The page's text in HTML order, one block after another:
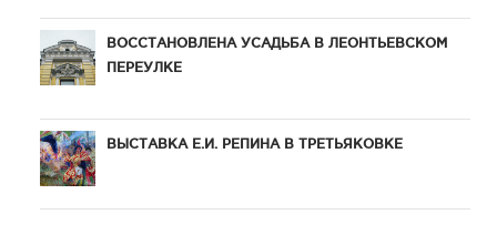
ВОССТАНОВЛЕНА УСАДЬБА В ЛЕОНТЬЕВСКОМ
ПЕРЕУЛКЕ
ВЫСТАВКА Е.И. РЕПИНА В ТРЕТЬЯКОВКЕ